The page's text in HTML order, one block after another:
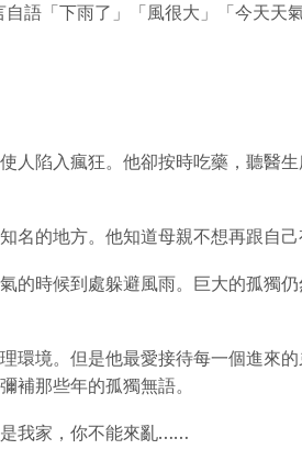
語「下雨了」「風很大」「今天天
人陷入瘋狂。他卻按時吃藥，聽醫
的地方。他知道母親不想再跟自己
的時候到處躲避風雨。巨大的孤獨
環境。但是他最愛接待每一個進來
補那些年的孤獨無語。
我家，你不能來亂……